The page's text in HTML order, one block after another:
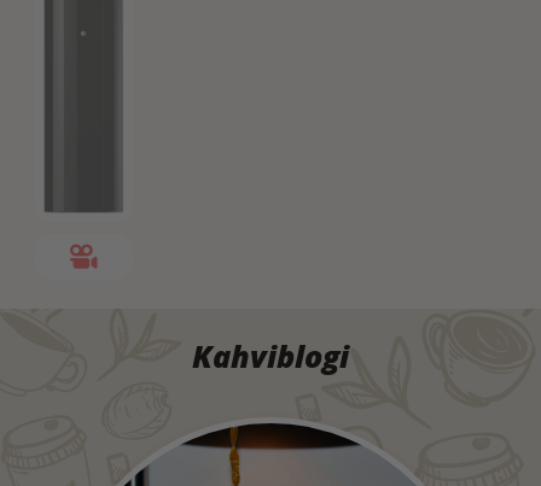
vedenpuhdistustekniikka
vähentää sedimenttejä,
puhdasta ja raikasta vettä.
Annostelualue
Annostelualueen korkeus:
Kahviblogi